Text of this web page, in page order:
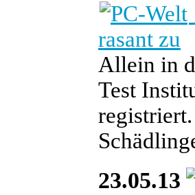
rasant zu
Allein in
Test
23.05.13